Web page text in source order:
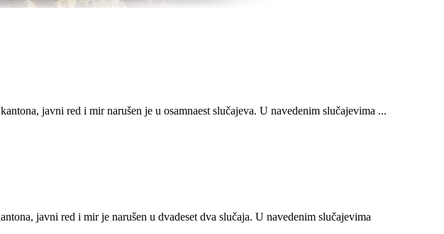
javni red i mir narušen je u osamnaest slučajeva. U navedenim slučajevima ...
javni red i mir je narušen u dvadeset dva slučaja. U navedenim slučajevima